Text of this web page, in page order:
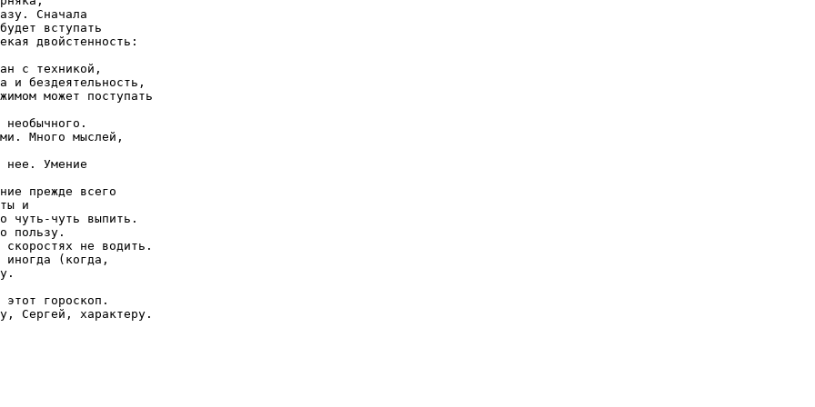
Сначала
вступать
двойстенность:
с техникой,
и бездеятельность,
может поступать
Много мыслей,
нее. Умение
прежде всего
и
чуть-чуть выпить.
пользу.
не водить.
иногда (когда,
этот гороскоп.
Сергей, характеру.